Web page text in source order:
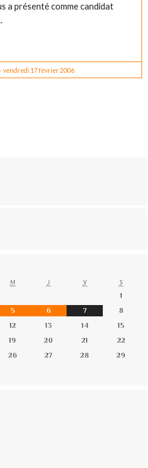
a présenté comme candidat
-vendredi 17 février 2006
M J V S
1
5 6 7
8
12 13 14
15
19 20 21
22
26 27 28
29